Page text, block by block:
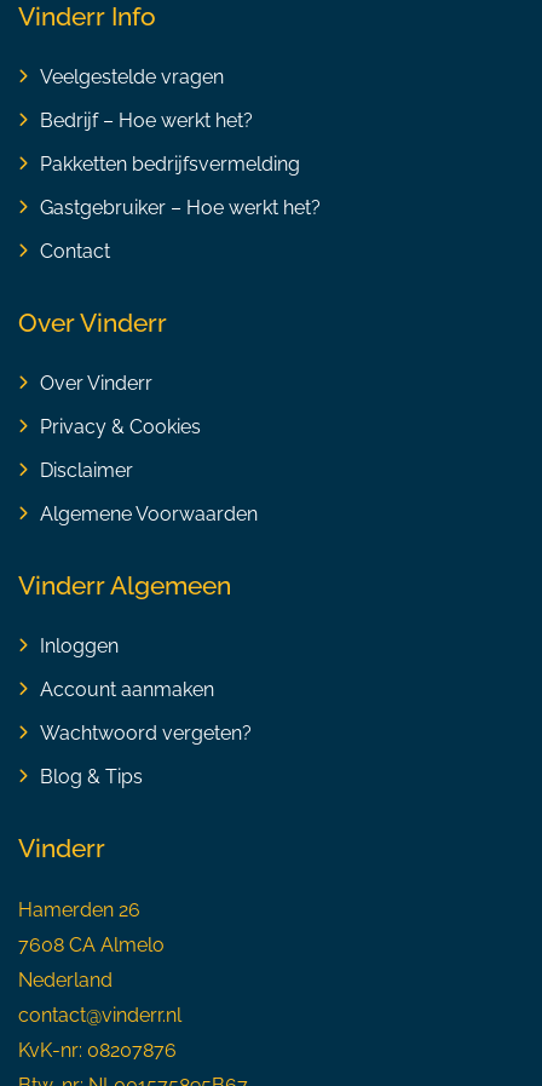
Vinderr Info
Veelgestelde vragen
Bedrijf – Hoe werkt het?
Pakketten bedrijfsvermelding
Gastgebruiker – Hoe werkt het?
Contact
Over Vinderr
Over Vinderr
Privacy & Cookies
Disclaimer
Algemene Voorwaarden
Vinderr Algemeen
Inloggen
Account aanmaken
Wachtwoord vergeten?
Blog & Tips
Vinderr
Hamerden 26
7608 CA Almelo
Nederland
contact@vinderr.nl
KvK-nr: 08207876